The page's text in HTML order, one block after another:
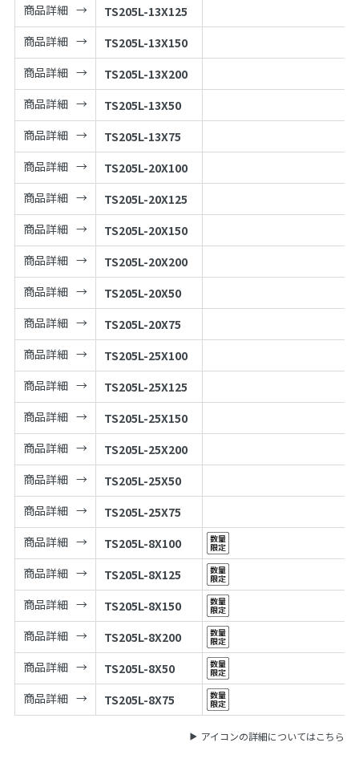
商品詳細
TS205L-13X125
商品詳細
TS205L-13X150
商品詳細
TS205L-13X200
商品詳細
TS205L-13X50
商品詳細
TS205L-13X75
商品詳細
TS205L-20X100
商品詳細
TS205L-20X125
商品詳細
TS205L-20X150
商品詳細
TS205L-20X200
商品詳細
TS205L-20X50
商品詳細
TS205L-20X75
商品詳細
TS205L-25X100
商品詳細
TS205L-25X125
商品詳細
TS205L-25X150
商品詳細
TS205L-25X200
商品詳細
TS205L-25X50
商品詳細
TS205L-25X75
商品詳細
TS205L-8X100
商品詳細
TS205L-8X125
商品詳細
TS205L-8X150
商品詳細
TS205L-8X200
商品詳細
TS205L-8X50
商品詳細
TS205L-8X75
アイコンの詳細についてはこちら